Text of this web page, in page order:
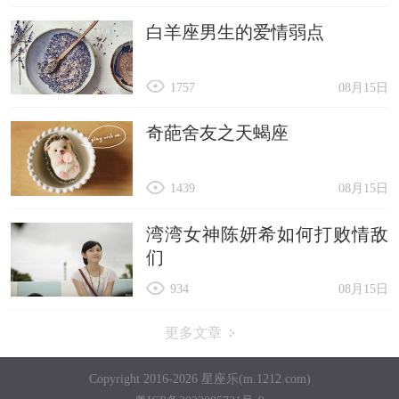
白羊座男生的爱情弱点
08月15日
1757
奇葩舍友之天蝎座
08月15日
1439
湾湾女神陈妍希如何打败情敌
们
08月15日
934
更多文章
Copyright 2016-2026 星座乐(m.1212.com)